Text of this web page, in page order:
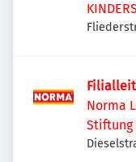
Norma
Stiftung